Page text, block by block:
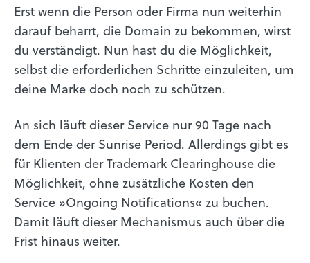
Erst wenn die Person oder Firma nun weiterhin
darauf beharrt, die Domain zu bekommen, wirst
du verständigt. Nun hast du die Möglichkeit,
selbst die erforderlichen Schritte einzuleiten, um
deine Marke doch noch zu schützen.
An sich läuft dieser Service nur 90 Tage nach
dem Ende der Sunrise Period. Allerdings gibt es
für Klienten der Trademark Clearinghouse die
Möglichkeit, ohne zusätzliche Kosten den
Service »Ongoing Notifications« zu buchen.
Damit läuft dieser Mechanismus auch über die
Frist hinaus weiter.